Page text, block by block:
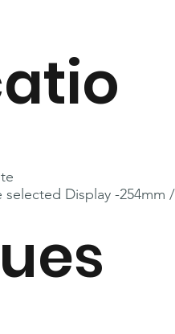
Display -254mm /